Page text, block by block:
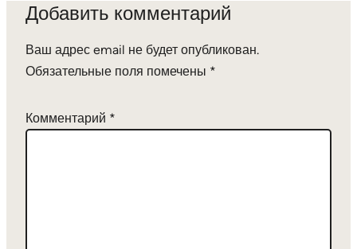
Добавить комментарий
Ваш адрес email не будет опубликован.
Обязательные поля помечены *
Комментарий *